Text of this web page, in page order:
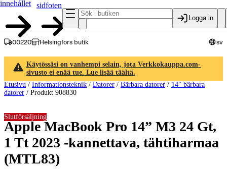
innehållet
sidfoten
Logga in
00220 Helsingfors butik sv
Käytössäsi on vanhempi selain, jota Verkkokauppa.com-
sivusto ei enää tue. Lue lisää täältä.
Etusivu / Informationsteknik / Datorer / Bärbara datorer / 14" bärbara
datorer / Produkt 908830
Apple MacBook Pro 14” M3 24 Gt,
1 Tt 2023 -kannettava, tähtiharmaa
(MTL83)
Slutförsäljning